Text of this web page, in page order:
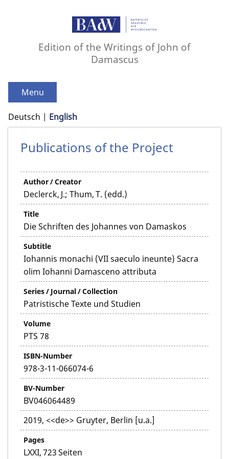
Edition of the Writings of John of
Damascus
Menu
Deutsch English
Publications of the Project
Author / Creator
Declerck, J.; Thum, T. (edd.)
Title
Die Schriften des Johannes von Damaskos
Subtitle
Iohannis monachi (VII saeculo ineunte) Sacra
olim Iohanni Damasceno attributa
Series / Journal / Collection
Patristische Texte und Studien
Volume
PTS 78
ISBN-Number
978-3-11-066074-6
BV-Number
BV046064489
2019, <<de>> Gruyter, Berlin [u.a.]
Pages
LXXI, 723 Seiten